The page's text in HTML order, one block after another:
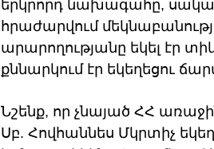
երկրորդ նախագահը,
հրաժարվում
արարողությանը եկել էր
քննարկում էր եկեղեցու
Նշենք, որ չնայած ՀՀ
Սբ. Հովհաննես Մկրտիչ